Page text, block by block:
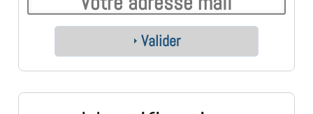
Valider